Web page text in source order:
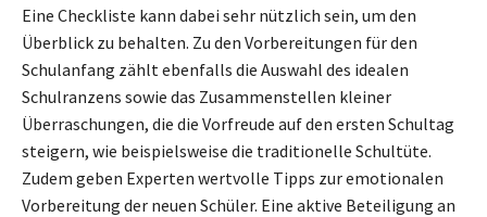
Eine Checkliste kann dabei sehr nützlich sein, um den
Überblick zu behalten. Zu den Vorbereitungen für den
Schulanfang zählt ebenfalls die Auswahl des idealen
Schulranzens sowie das Zusammenstellen kleiner
Überraschungen, die die Vorfreude auf den ersten Schultag
steigern, wie beispielsweise die traditionelle Schultüte.
Zudem geben Experten wertvolle Tipps zur emotionalen
Vorbereitung der neuen Schüler. Eine aktive Beteiligung an